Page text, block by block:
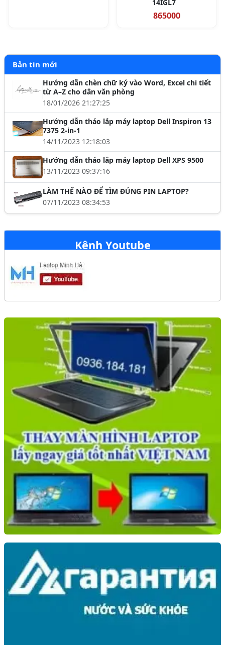
14IGL7
865000
Bản tin mới
Hướng dẫn chèn chữ ký vào Word, Excel chi tiết
từ A–Z cho dân văn phòng
18/01/2026 21:27:25
Hướng dẫn tháo lắp máy laptop Dell Inspiron 13
7375 2-in-1
14/11/2023 12:18:03
Hướng dẫn tháo lắp máy laptop Dell XPS 9500
13/11/2023 09:37:16
LÀM THẾ NÀO ĐỂ TÌM ĐÚNG PIN LAPTOP?
07/11/2023 08:34:53
Kênh Youtube